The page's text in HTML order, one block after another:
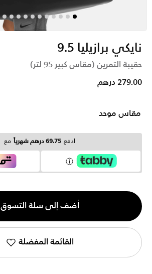
نايكي برازيليا 9.5
حقيبة التمرين (مقاس كبير 95 لتر)
279.00 درهم
مقاس موحد
ادفع 69.75 درهم شهرياً مع
الكمية
1
أضف إلى سلة التسوق
القائمة المفضلة